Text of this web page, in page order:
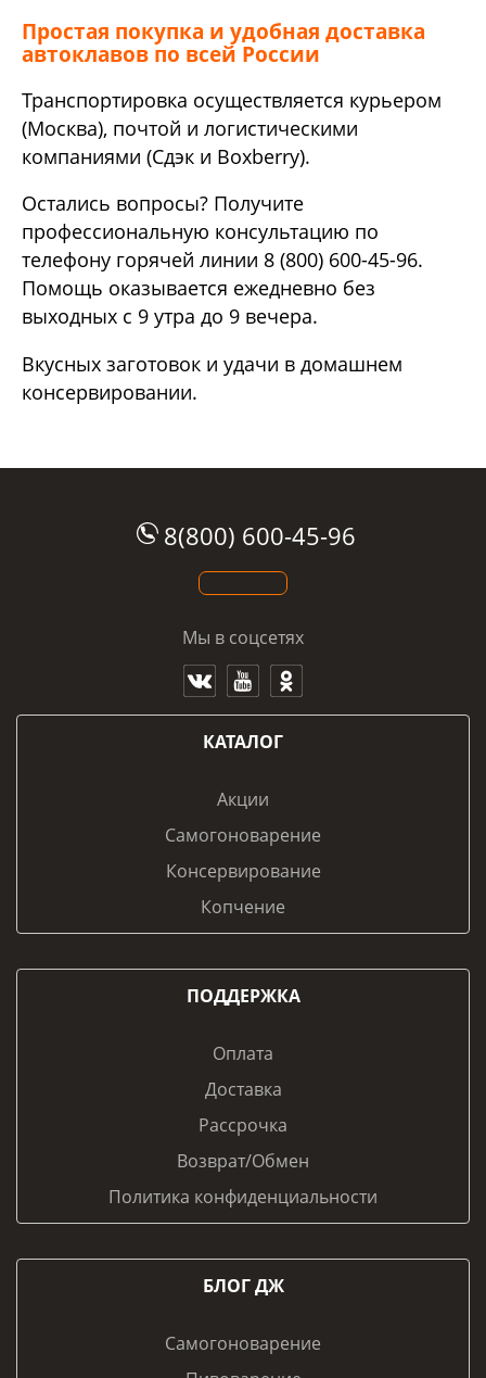
Простая покупка и удобная доставка
автоклавов по всей России
Транспортировка осуществляется курьером
(Москва), почтой и логистическими
компаниями (Сдэк и Boxberry).
Остались вопросы? Получите
профессиональную консультацию по
телефону горячей линии 8 (800) 600-45-96.
Помощь оказывается ежедневно без
выходных с 9 утра до 9 вечера.
Вкусных заготовок и удачи в домашнем
консервировании.
8(800) 600-45-96
Мы в соцсетях
КАТАЛОГ
Акции
Самогоноварение
Консервирование
Копчение
ПОДДЕРЖКА
Оплата
Доставка
Рассрочка
Возврат/Обмен
Политика конфиденциальности
БЛОГ ДЖ
Самогоноварение